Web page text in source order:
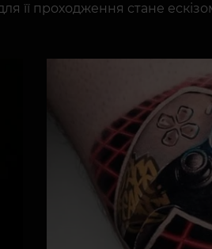
її проходження стане